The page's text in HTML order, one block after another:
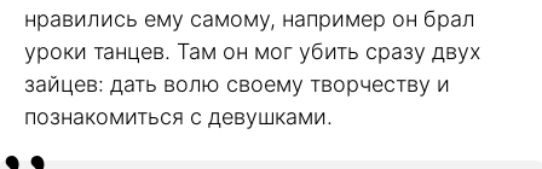
нравились ему самому, например он брал
уроки танцев. Там он мог убить сразу двух
зайцев: дать волю своему творчеству и
познакомиться с девушками.